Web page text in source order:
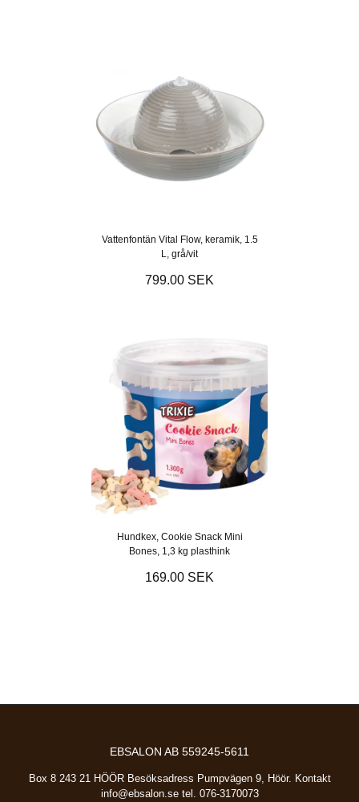
Vattenfontän Vital Flow, keramik, 1.5
L, grå/vit
799.00 SEK
Hundkex, Cookie Snack Mini
Bones, 1,3 kg plasthink
169.00 SEK
EBSALON AB 559245-5611
Box 8 243 21 HÖÖR Besöksadress Pumpvägen 9, Höör. Kontakt
info@ebsalon.setel. 076-3170073